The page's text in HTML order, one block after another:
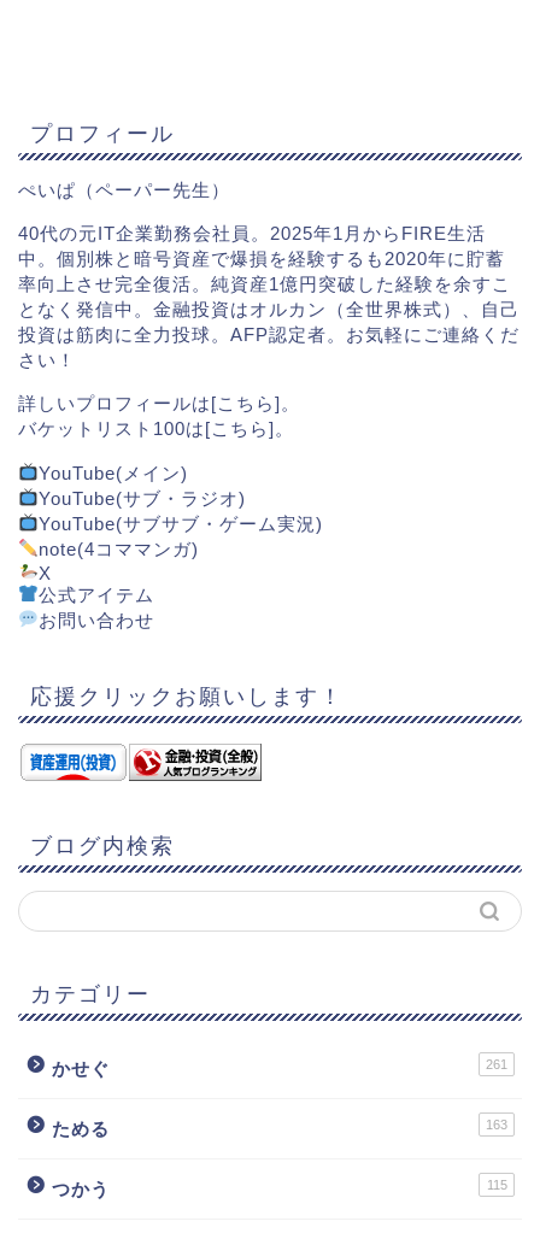
プロフィール
ぺいぱ（ペーパー先生）
40代の元IT企業勤務会社員。2025年1月からFIRE生活
中。個別株と暗号資産で爆損を経験するも2020年に貯蓄
率向上させ完全復活。純資産1億円突破した経験を余すこ
となく発信中。金融投資はオルカン（全世界株式）、自己
投資は筋肉に全力投球。AFP認定者。お気軽にご連絡くだ
さい！
詳しいプロフィールは[こちら]。
バケットリスト100は[こちら]。
YouTube(メイン)
YouTube(サブ・ラジオ)
YouTube(サブサブ・ゲーム実況)
note(4コママンガ)
X
公式アイテム
お問い合わせ
応援クリックお願いします！
ブログ内検索
カテゴリー
かせぐ 261
ためる 163
つかう 115